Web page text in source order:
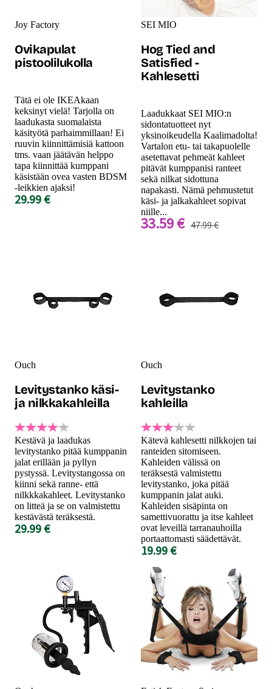
Joy Factory
Ovikapulat
pistoolilukolla
Tätä ei ole IKEAkaan
keksinyt vielä! Tarjolla on
laadukasta suomalaista
käsityötä parhaimmillaan! Ei
ruuvin kiinnittämisiä kattoon
tms. vaan jäätävän helppo
tapa kiinnittää kumppani
käsistään ovea vasten BDSM
-leikkien ajaksi!
29.99 €
SEI MIO
Hog Tied and
Satisfied -
Kahlesetti
Laadukkaat SEI MIO:n
sidontatuotteet nyt
yksinoikeudella Kaalimadolta!
Vartalon etu- tai takapuolelle
asetettavat pehmeät kahleet
pitävät kumppanisi ranteet
sekä nilkat sidottuna
napakasti. Nämä pehmustetut
käsi- ja jalkakahleet sopivat
niille...
33.59 € 47.99 €
Ouch
Levitystanko käsi-
ja nilkkakahleilla
Kestävä ja laadukas
levitystanko pitää kumppanin
jalat erillään ja pyllyn
pystyssä. Levitystangossa on
kiinni sekä ranne- että
nilkkkakahleet. Levitystanko
on litteä ja se on valmistettu
kestävästä teräksestä.
29.99 €
Ouch
Levitystanko
kahleilla
Kätevä kahlesetti nilkkojen tai
ranteiden sitomiseen.
Kahleiden välissä on
teräksestä valmistettu
levitystanko, joka pitää
kumppanin jalat auki.
Kahleiden sisäpinta on
samettivuorattu ja itse kahleet
ovat leveillä tarranauhoilla
portaattomasti säädettävät.
19.99 €